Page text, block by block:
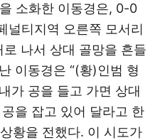
소화한 이동경은, 0-0
널티지역 오른쪽 모서리
나서 상대 골망을 흔들
이동경은 “(황)인범 형
가 공을 들고 가면 상대
을 잡고 있어 달라고 한
황을 전했다. 이 시도가